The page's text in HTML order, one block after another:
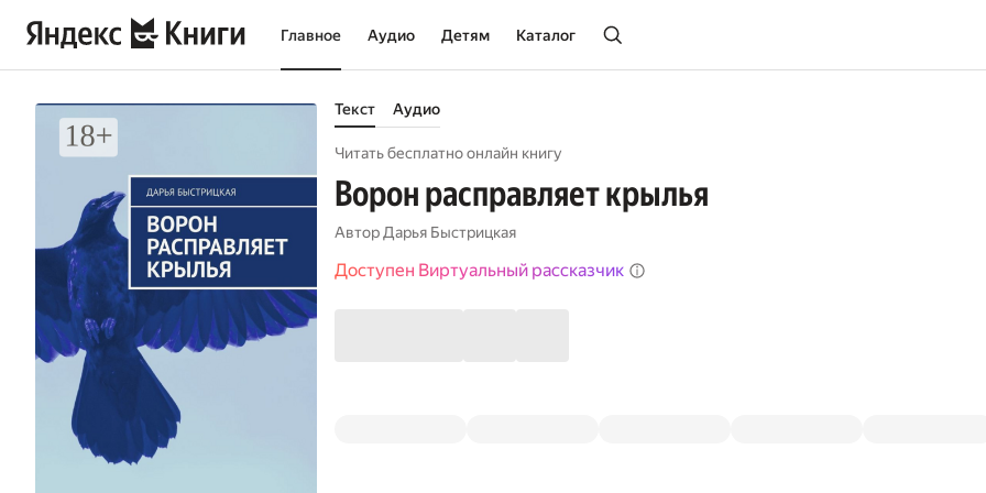
Главное Аудио Детям Каталог
Текст Аудио
Читать бесплатно онлайн книгу
Ворон расправляет крылья
Автор Дарья Быстрицкая
Доступен Виртуальный рассказчик